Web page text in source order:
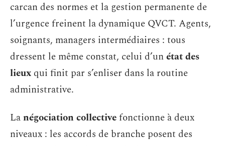
carcan des normes et la gestion permanente de
l’urgence freinent la dynamique QVCT. Agents,
soignants, managers intermédiaires : tous
dressent le même constat, celui d’unétat des
lieux qui finit par s’enliser dans la routine
administrative.
Lanégociation collectivefonctionne à deux
niveaux : les accords de branche posent des